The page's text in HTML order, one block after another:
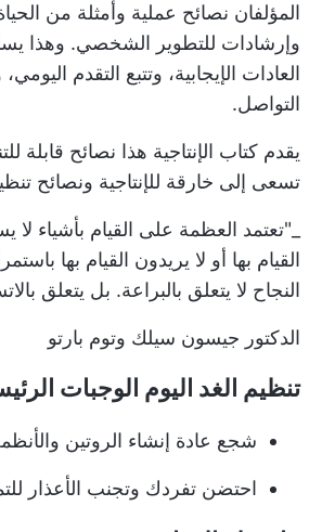
المؤلفان نصائح عملية وأمثلة من
وإرشادات للتطوير الشخصي. وهذا
العادات الإيجابية، وتتبع التقدم
التواصل.
يقدم كتاب الإنتاجية هذا نصائح قابلة
تسعى إلى خارقة للإنتاجية ونصائح
_"تعتمد العظمة على القيام بأشياء لا
القيام بها أو لا يريدون القيام بها
النجاح لا يتعلق بالبراعة. بل يتعلق
الدكتور جيسون سيلك وتوم بارتو
تنظيم الغد اليوم الوجبات
شجع عادة إنشاء الروتين
احتضن تفردك وتجنب الأعذار